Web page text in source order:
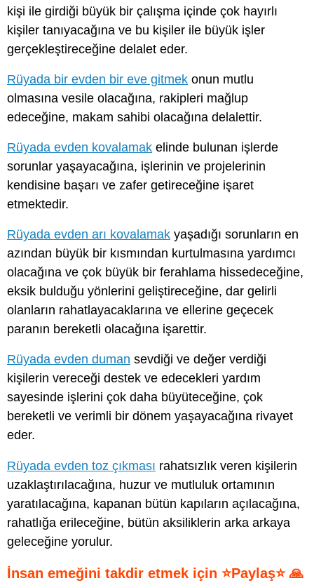
kişi ile girdiği büyük bir çalışma içinde çok hayırlı
kişiler tanıyacağına ve bu kişiler ile büyük işler
gerçekleştireceğine delalet eder.
Rüyada bir evden bir eve gitmek onun mutlu
olmasına vesile olacağına, rakipleri mağlup
edeceğine, makam sahibi olacağına delalettir.
Rüyada evden kovalamak elinde bulunan işlerde
sorunlar yaşayacağına, işlerinin ve projelerinin
kendisine başarı ve zafer getireceğine işaret
etmektedir.
Rüyada evden arı kovalamak yaşadığı sorunların en
azından büyük bir kısmından kurtulmasına yardımcı
olacağına ve çok büyük bir ferahlama hissedeceğine,
eksik bulduğu yönlerini geliştireceğine, dar gelirli
olanların rahatlayacaklarına ve ellerine geçecek
paranın bereketli olacağına işarettir.
Rüyada evden duman sevdiği ve değer verdiği
kişilerin vereceği destek ve edecekleri yardım
sayesinde işlerini çok daha büyüteceğine, çok
bereketli ve verimli bir dönem yaşayacağına rivayet
eder.
Rüyada evden toz çıkması rahatsızlık veren kişilerin
uzaklaştırılacağına, huzur ve mutluluk ortamının
yaratılacağına, kapanan bütün kapıların açılacağına,
rahatlığa erileceğine, bütün aksiliklerin arka arkaya
geleceğine yorulur.
İnsan emeğini takdir etmek için ⭐Paylaş⭐ 🙏